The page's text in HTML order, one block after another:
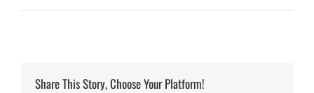
Share This Story, Choose Your Platform!